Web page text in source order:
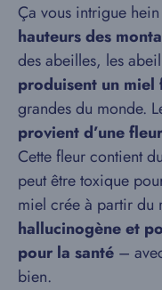
Ça vous intrigue
hauteurs des
des abeilles, les
produisent un miel
grandes du monde.
provient d’une
Cette fleur contient
peut être toxique
miel crée à partir du
hallucinogène et
pour la santé –
bien.